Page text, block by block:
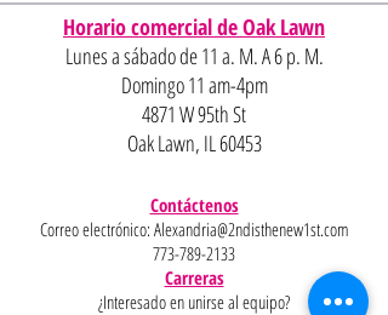
Horario comercial de Oak Lawn
Lunes a sábado de 11 a. M. A 6 p. M.
Domingo 11 am-4pm
4871 W 95th St
Oak Lawn, IL 60453
Contáctenos
Correo electrónico: Alexandria@2ndisthenew1st.com
773-789-2133
Carreras
¿Interesado en unirse al equipo?